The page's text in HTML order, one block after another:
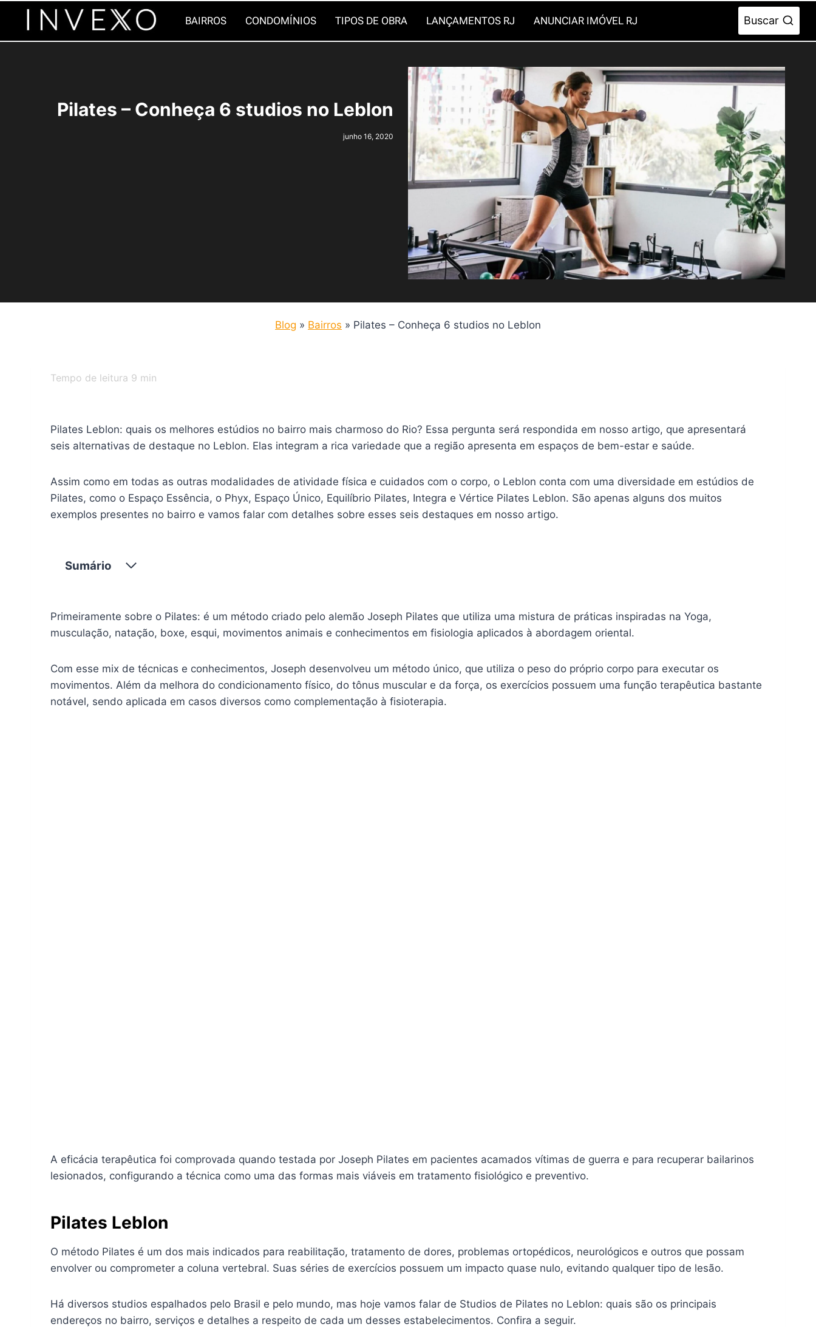
o
BAIRROS CONDOMÍNIOS TIPOS DE OBRA LANÇAMENTOS RJ ANUNCIAR IMÓVEL RJ Buscar
Pilates – Conheça 6 studios no Leblon
junho 16, 2020
Blog » Bairros » Pilates – Conheça 6 studios no Leblon
Tempo de leitura 9 min
Pilates Leblon: quais os melhores estúdios no bairro mais charmoso do Rio? Essa pergunta será respondida em nosso artigo, que apresentará
seis alternativas de destaque no Leblon. Elas integram a rica variedade que a região apresenta em espaços de bem-estar e saúde.
Assim como em todas as outras modalidades de atividade física e cuidados com o corpo, o Leblon conta com uma diversidade em estúdios de
Pilates, como o Espaço Essência, o Phyx, Espaço Único, Equilíbrio Pilates, Integra e Vértice Pilates Leblon. São apenas alguns dos muitos
exemplos presentes no bairro e vamos falar com detalhes sobre esses seis destaques em nosso artigo.
Sumário
Primeiramente sobre o Pilates: é um método criado pelo alemão Joseph Pilates que utiliza uma mistura de práticas inspiradas na Yoga,
musculação, natação, boxe, esqui, movimentos animais e conhecimentos em fisiologia aplicados à abordagem oriental.
Com esse mix de técnicas e conhecimentos, Joseph desenvolveu um método único, que utiliza o peso do próprio corpo para executar os
movimentos. Além da melhora do condicionamento físico, do tônus muscular e da força, os exercícios possuem uma função terapêutica bastante
notável, sendo aplicada em casos diversos como complementação à fisioterapia.
A eficácia terapêutica foi comprovada quando testada por Joseph Pilates em pacientes acamados vítimas de guerra e para recuperar bailarinos
lesionados, configurando a técnica como uma das formas mais viáveis em tratamento fisiológico e preventivo.
Pilates Leblon
O método Pilates é um dos mais indicados para reabilitação, tratamento de dores, problemas ortopédicos, neurológicos e outros que possam
envolver ou comprometer a coluna vertebral. Suas séries de exercícios possuem um impacto quase nulo, evitando qualquer tipo de lesão.
Há diversos studios espalhados pelo Brasil e pelo mundo, mas hoje vamos falar de Studios de Pilates no Leblon: quais são os principais
endereços no bairro, serviços e detalhes a respeito de cada um desses estabelecimentos. Confira a seguir.